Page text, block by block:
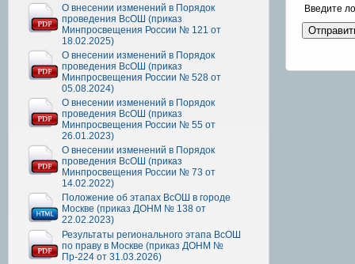
О внесении изменений в Порядок
проведения ВсОШ (приказ
Минпросвещения России № 121 от
18.02.2025)
О внесении изменений в Порядок
проведения ВсОШ (приказ
Минпросвещения России № 528 от
05.08.2024)
О внесении изменений в Порядок
проведения ВсОШ (приказ
Минпросвещения России № 55 от
26.01.2023)
О внесении изменений в Порядок
проведения ВсОШ (приказ
Минпросвещения России № 73 от
14.02.2022)
Положение об этапах ВсОШ в городе
Москве (приказ ДОНМ № 138 от
22.02.2023)
Результаты регионального этапа ВсОШ
по праву в Москве (приказ ДОНМ №
Пр-224 от 31.03.2026)
Введите